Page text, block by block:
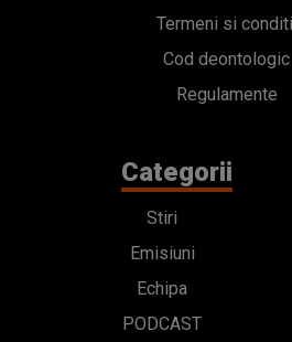
Termeni si
Cod deontologic
Regulamente
Categorii
Stiri
Emisiuni
Echipa
PODCAST